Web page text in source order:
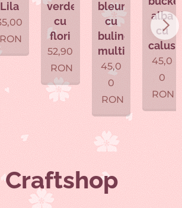
verde
cu
flori
52,90
RON
bleumarin
cu
buline
multicolore
45,0
RON
alba
cu
calusari
45,0
RON